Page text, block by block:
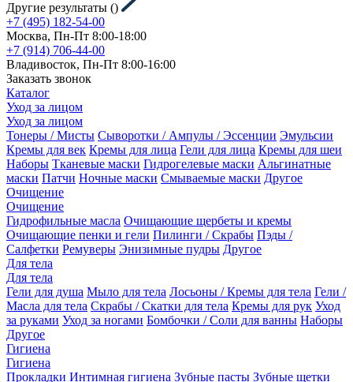
Другие результаты ()
+7 (495) 182-54-00
Москва, Пн-Пт 8:00-18:00
+7 (914) 706-44-00
Владивосток, Пн-Пт 8:00-16:00
Заказать звонок
Каталог
Уход за лицом
Уход за лицом
Тонеры / Мисты Сыворотки / Ампулы / Эссенции Эмульсии
Кремы для век Кремы для лица Гели для лица Кремы для шеи
Наборы Тканевые маски Гидрогелевые маски Альгинатные
маски Патчи Ночные маски Смываемые маски Другое
Очищение
Очищение
Гидрофильные масла Очищающие щербеты и кремы
Очищающие пенки и гели Пилинги / Скрабы Пэды /
Салфетки Ремуверы Энизимные пудры Другое
Для тела
Для тела
Гели для душа Мыло для тела Лосьоны / Кремы для тела Гели /
Масла для тела Скрабы / Скатки для тела Кремы для рук Уход
за руками Уход за ногами Бомбочки / Соли для ванны Наборы
Другое
Гигиена
Гигиена
Прокладки Интимная гигиена Зубные пасты Зубные щетки